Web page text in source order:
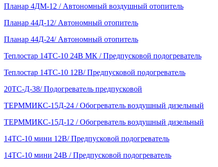
Планар 4ДМ-12 / Автономный воздушный отопитель
Планар 44Д-12/ Автономный отопитель
Планар 44Д-24/ Автономный отопитель
Теплостар 14ТС-10 24В МК / Предпусковой подогреватель
Теплостар 14ТС-10 12В/ Предпусковой подогреватель
20ТС-Д-38/ Подогреватель предпусковой
ТЕРММИКС-15Д-24 / Обогреватель воздушный дизельный
ТЕРММИКС-15Д-12 / Обогреватель воздушный дизельный
14ТС-10 мини 12В/ Предпусковой подогреватель
14ТС-10 мини 24В / Предпусковой подогреватель